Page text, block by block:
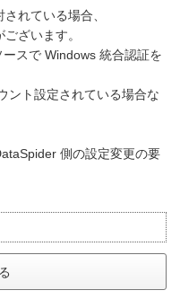
れている場合、
ざいます。
スで Windows 統合認証を
ト設定されている場合な
側の設定変更の要